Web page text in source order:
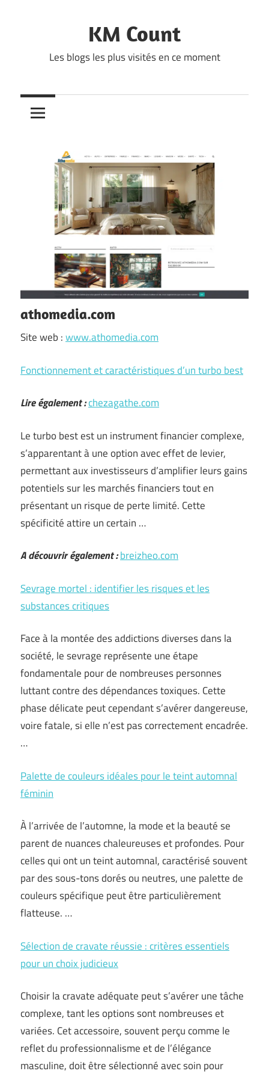
KM Count
Les blogs les plus visités en ce moment
athomedia.com
Site web :www.athomedia.com
Fonctionnement et caractéristiques d’un turbo best
Lire également :chezagathe.com
Le turbo best est un instrument financier complexe,
s’apparentant à une option avec effet de levier,
permettant aux investisseurs d’amplifier leurs gains
potentiels sur les marchés financiers tout en
présentant un risque de perte limité. Cette
spécificité attire un certain …
A découvrir également :breizheo.com
Sevrage mortel : identifier les risques et les
substances critiques
Face à la montée des addictions diverses dans la
société, le sevrage représente une étape
fondamentale pour de nombreuses personnes
luttant contre des dépendances toxiques. Cette
phase délicate peut cependant s’avérer dangereuse,
voire fatale, si elle n’est pas correctement encadrée.
…
Palette de couleurs idéales pour le teint automnal
féminin
À l’arrivée de l’automne, la mode et la beauté se
parent de nuances chaleureuses et profondes. Pour
celles qui ont un teint automnal, caractérisé souvent
par des sous-tons dorés ou neutres, une palette de
couleurs spécifique peut être particulièrement
flatteuse. …
Sélection de cravate réussie : critères essentiels
pour un choix judicieux
Choisir la cravate adéquate peut s’avérer une tâche
complexe, tant les options sont nombreuses et
variées. Cet accessoire, souvent perçu comme le
reflet du professionnalisme et de l’élégance
masculine, doit être sélectionné avec soin pour